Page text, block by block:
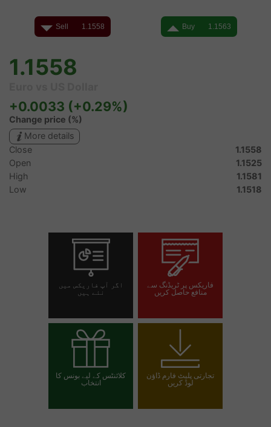
فاریکس پر ٹریڈنگ سے
منافع حاصل کریں
اگر آپ فاریکس میں
نئے ہیں
ڈیمو اکاؤنٹ کھولیں
تجارتی پلیٹ فارم ڈاؤن
لوڈ کریں
کلائنٹس کے لیے بونس کا
انتخاب